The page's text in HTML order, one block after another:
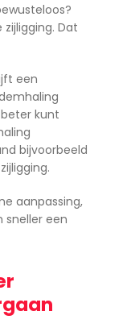
Dat
een
kunt
bijvoorbeeld
aanpassing,
sneller een